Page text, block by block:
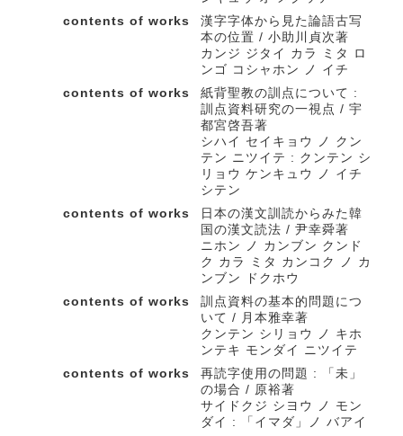
contents of works
漢字字体から見た論語古写
本の位置 / 小助川貞次著
カンジ ジタイ カラ ミタ ロ
ンゴ コシャホン ノ イチ
contents of works
紙背聖教の訓点について :
訓点資料研究の一視点 / 宇
都宮啓吾著
シハイ セイキョウ ノ クン
テン ニツイテ : クンテン シ
リョウ ケンキュウ ノ イチ
シテン
contents of works
日本の漢文訓読からみた韓
国の漢文読法 / 尹幸舜著
ニホン ノ カンブン クンド
ク カラ ミタ カンコク ノ カ
ンブン ドクホウ
contents of works
訓点資料の基本的問題につ
いて / 月本雅幸著
クンテン シリョウ ノ キホ
ンテキ モンダイ ニツイテ
contents of works
再読字使用の問題 : 「未」
の場合 / 原裕著
サイドクジ シヨウ ノ モン
ダイ : 「イマダ」ノ バアイ